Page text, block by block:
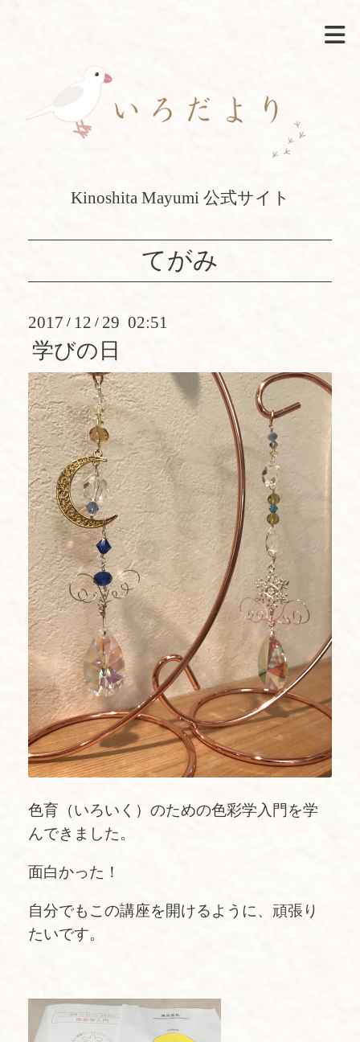
Kinoshita Mayumi 公式サイト
てがみ
2017 / 12 / 29 02:51
学びの日
色育（いろいく）のための色彩学入門を学
んできました。
面白かった！
自分でもこの講座を開けるように、頑張り
たいです。